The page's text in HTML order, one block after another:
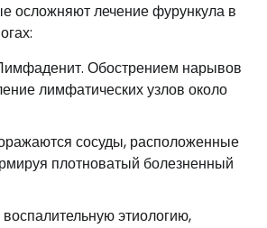
осложняют лечение фурункула в
Обострением нарывов
лимфатических узлов около
сосуды, расположенные
плотноватый болезненный
этиологию,